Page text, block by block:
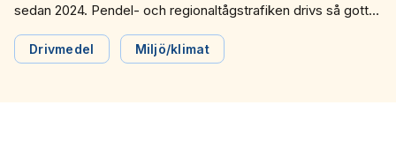
sedan 2024. Pendel- och regionaltågstrafiken drivs så gott
bara på el. Det visar färsk statistik från Svensk
Kollektivtrafik.
Drivmedel Miljö/klimat